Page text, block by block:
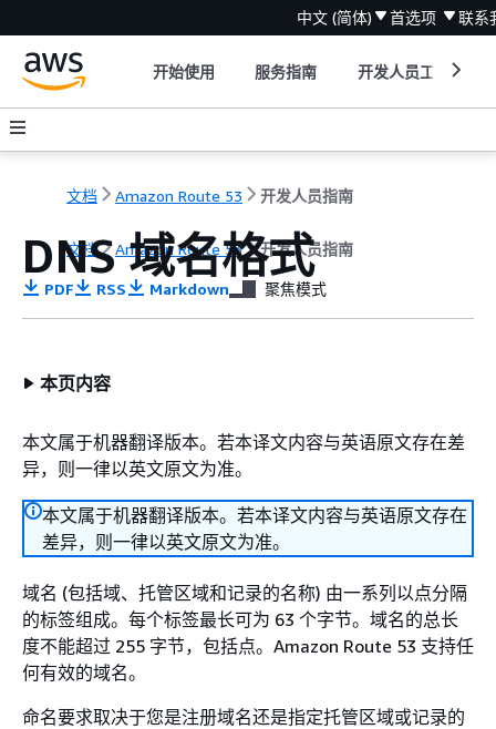
中文 (简体) 首选项 联系
开始使用 服务指南 开发人员工具
文档 Amazon Route 53 开发人员指南
文档 Amazon Route 53 开发人员指南
DNS 域名格式
PDF RSS Markdown 聚焦模式
本页内容
本文属于机器翻译版本。若本译文内容与英语原文存在差
异，则一律以英文原文为准。
本文属于机器翻译版本。若本译文内容与英语原文存在
差异，则一律以英文原文为准。
域名 (包括域、托管区域和记录的名称) 由一系列以点分隔
的标签组成。每个标签最长可为 63 个字节。域名的总长
度不能超过 255 字节，包括点。Amazon Route 53 支持任
何有效的域名。
命名要求取决于您是注册域名还是指定托管区域或记录的